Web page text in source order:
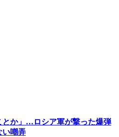
とか」…ロシア軍が撃った爆弾
い嘲弄